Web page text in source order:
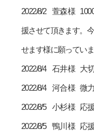
2022/8/2 萱森 様
援させて頂きます。
せます様に願っていま
2022/8/4 石井 様 大
2022/8/4 河合 様 微
2022/8/5 小杉 様 応
2022/8/5 鴨川 様 応